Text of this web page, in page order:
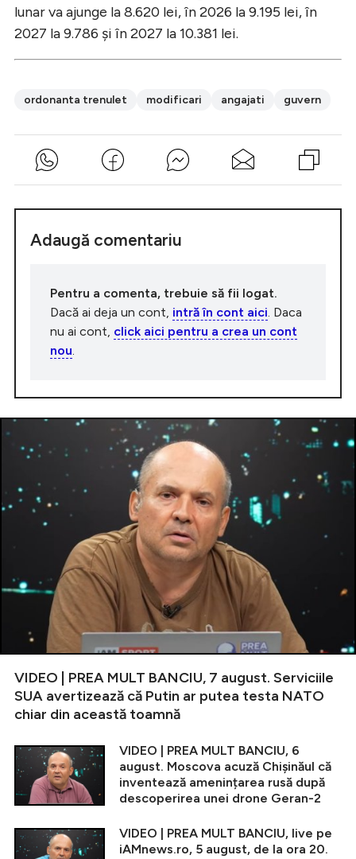
lunar va ajunge la 8.620 lei, în 2026 la 9.195 lei, în
2027 la 9.786 și în 2027 la 10.381 lei.
ordonanta trenulet modificari angajati guvern
Adaugă comentariu
Pentru a comenta, trebuie să fii logat.
Dacă ai deja un cont, intră în cont aici . Daca
nu ai cont, click aici pentru a crea un cont
nou
VIDEO | PREA MULT BANCIU, 7 august. Serviciile
SUA avertizează că Putin ar putea testa NATO
chiar din această toamnă
VIDEO | PREA MULT BANCIU, 6
august. Moscova acuză Chișinăul că
inventează amenințarea rusă după
descoperirea unei drone Geran-2
VIDEO | PREA MULT BANCIU, live pe
iAMnews.ro, 5 august, de la ora 20.